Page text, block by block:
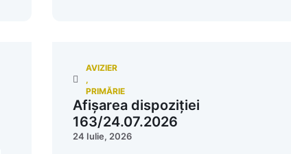
AVIZIER
,
PRIMĂRIE
Afișarea dispoziției
163/24.07.2026
24 Iulie, 2026